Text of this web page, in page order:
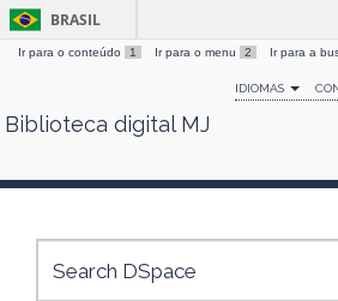
Skip
BRASIL
Ir para o conteúdo 1 Ir para o menu 2 Ir para a
IDIOMAS
Biblioteca digital MJ